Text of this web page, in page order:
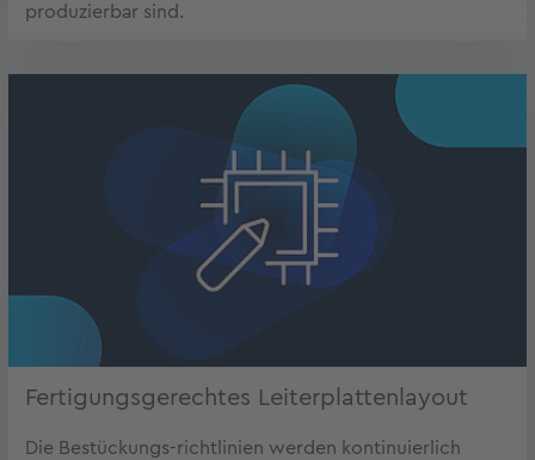
produzierbar sind.
Fertigungsgerechtes Leiterplattenlayout
Die Bestückungs-richtlinien werden kontinuierlich